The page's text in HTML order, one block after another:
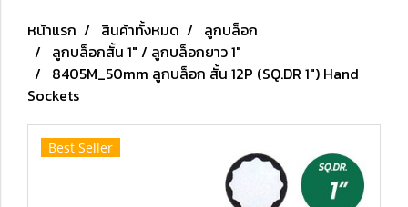
หน้าแรก สินค้าทั้งหมด
ลูกบล็อก
ลูกบล็อกสั้น 1" / ลูกบล็อกยาว 1"
8405M_50mm ลูกบล็อก สั้น 12P (SQ.DR 1") Hand
Sockets
Best Seller